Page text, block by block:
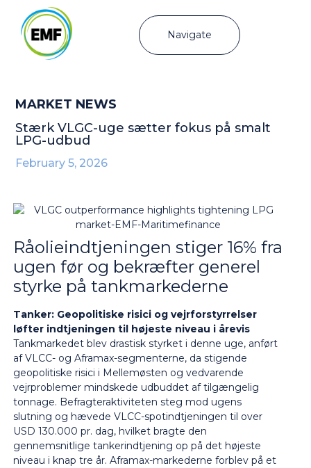
Navigate
MARKET NEWS
Stærk VLGC-uge sætter fokus på smalt
LPG-udbud
February 5, 2026
Råolieindtjeningen stiger 16% fra
ugen før og bekræfter generel
styrke på tankmarkederne
Tanker: Geopolitiske risici og vejrforstyrrelser
løfter indtjeningen til højeste niveau i årevis
Tankmarkedet blev drastisk styrket i denne uge, anført
af VLCC- og Aframax-segmenterne, da stigende
geopolitiske risici i Mellemøsten og vedvarende
vejrproblemer mindskede udbuddet af tilgængelig
tonnage. Befragteraktiviteten steg mod ugens
slutning og hævede VLCC-spotindtjeningen til over
USD 130.000 pr. dag, hvilket bragte den
gennemsnitlige tankerindtjening op på det højeste
niveau i knap tre år. Aframax-markederne forblev på et